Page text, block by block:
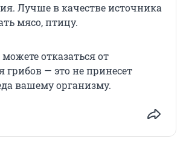
Лучше в качестве источника
мясо, птицу.
отказаться от
грибов — это не принесет
вашему организму.